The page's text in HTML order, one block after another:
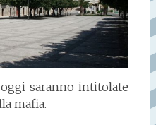
saranno intitolate
mafia.